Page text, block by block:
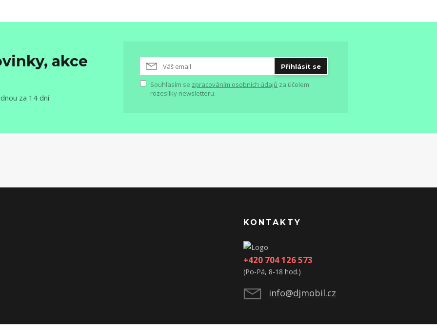
akce
za 14 dní.
Přihlásit se
Souhlasím se zpracováním osobních údajů za účelem
rozesílky newsletteru.
KONTAKTY
+420 704 126 573
(Po-Pá, 8-18 hod.)
info@djmobil.cz